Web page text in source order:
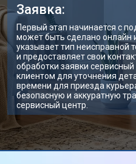
Заявка:
Первый этап начинается с
может быть сделано онлайн
указывает тип неисправной
и предоставляет свои
обработки заявки
клиентом для уточнения
времени для приезда
безопасную и аккуратную
сервисный центр.